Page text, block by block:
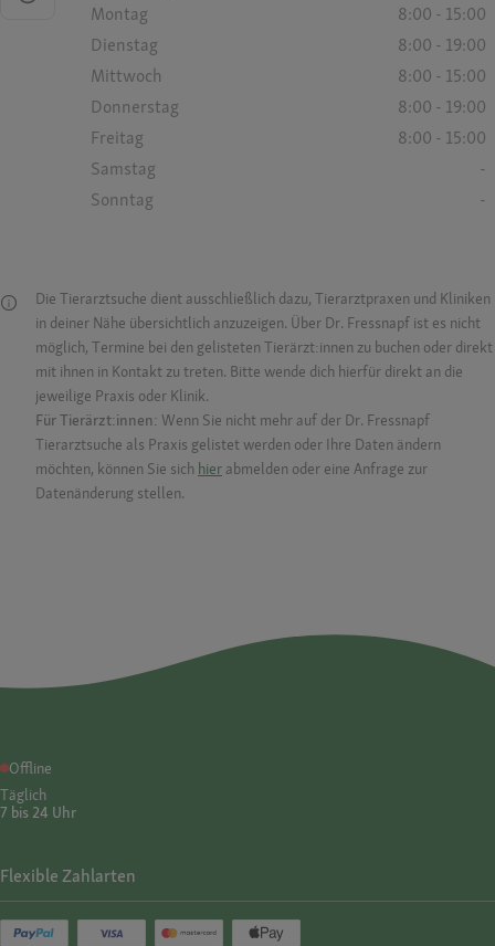
Montag
8:00 - 15:00
Dienstag
8:00 - 19:00
Mittwoch
8:00 - 15:00
Donnerstag
8:00 - 19:00
Freitag
8:00 - 15:00
Samstag
-
Sonntag
-
Die Tierarztsuche dient ausschließlich dazu, Tierarztpraxen und Kliniken
in deiner Nähe übersichtlich anzuzeigen. Über Dr. Fressnapf ist es nicht
möglich, Termine bei den gelisteten Tierärzt:innen zu buchen oder direkt
mit ihnen in Kontakt zu treten. Bitte wende dich hierfür direkt an die
jeweilige Praxis oder Klinik.
Für Tierärzt:innen: Wenn Sie nicht mehr auf der Dr. Fressnapf
Tierarztsuche als Praxis gelistet werden oder Ihre Daten ändern
möchten, können Sie sich hier abmelden oder eine Anfrage zur
Datenänderung stellen.
Offline
Täglich
7 bis 24 Uhr
Flexible Zahlarten